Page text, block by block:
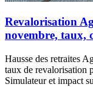
Revalorisation
novembre, taux,
Hausse des retraites
taux de revalorisation
Simulateur et impact